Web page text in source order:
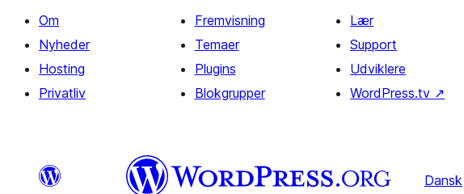
Om
Nyheder
Hosting
Privatliv
Fremvisning
Temaer
Plugins
Blokgrupper
Lær
Support
Udviklere
WordPress.tv ↗
Dansk